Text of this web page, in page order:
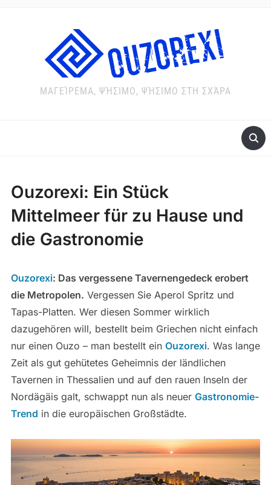
ΜΑΓΕΊΡΕΜΑ, ΨΉΣΙΜΟ, ΨΉΣΙΜΟ ΣΤΗ ΣΧΆΡΑ
Ouzorexi: Ein Stück
Mittelmeer für zu Hause und
die Gastronomie
Ouzorexi: Das vergessene Tavernengedeck erobert
die Metropolen. Vergessen Sie Aperol Spritz und
Tapas-Platten. Wer diesen Sommer wirklich
dazugehören will, bestellt beim Griechen nicht einfach
nur einen Ouzo – man bestellt ein Ouzorexi. Was lange
Zeit als gut gehütetes Geheimnis der ländlichen
Tavernen in Thessalien und auf den rauen Inseln der
Nordägäis galt, schwappt nun als neuer Gastronomie-
Trend in die europäischen Großstädte.